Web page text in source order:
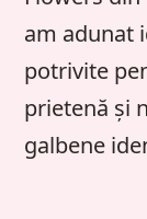
am adunat
potrivite
prietenă și
galbene